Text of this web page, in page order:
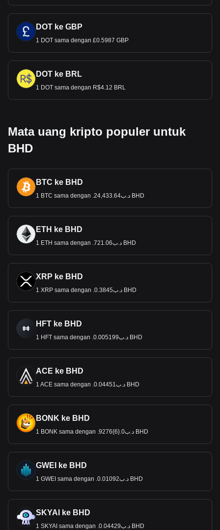
DOT ke GBP
1 DOT sama dengan £0.5987 GBP
DOT ke BRL
1 DOT sama dengan R$4.12 BRL
Mata uang kripto populer untuk
BHD
BTC ke BHD
1 BTC sama dengan .د.ب24,433.64 BHD
ETH ke BHD
1 ETH sama dengan .د.ب721.06 BHD
XRP ke BHD
1 XRP sama dengan .د.ب0.3845 BHD
HFT ke BHD
1 HFT sama dengan .د.ب0.005199 BHD
ACE ke BHD
1 ACE sama dengan .د.ب0.04451 BHD
BONK ke BHD
1 BONK sama dengan .د.ب0.{6}9276 BHD
GWEI ke BHD
1 GWEI sama dengan .د.ب0.01092 BHD
SKYAI ke BHD
1 SKYAI sama dengan .د.ب0.04429 BHD